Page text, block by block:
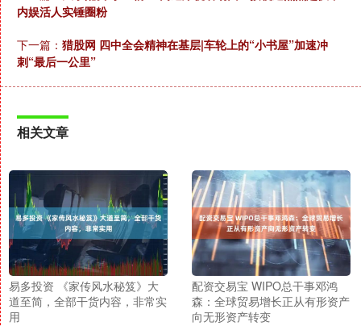
内娱活人实锤圈粉
下一篇： 猎股网 四中全会精神在基层|车轮上的“小书屋”加速冲
刺“最后一公里”
相关文章
易多投资 《家传风水秘笈》大
道至简，全部干货内容，非常实
用
配资交易宝 WIPO总干事邓鸿
森：全球贸易增长正从有形资产
向无形资产转变